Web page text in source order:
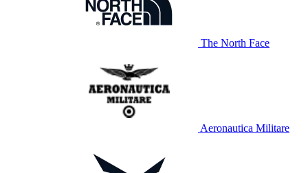
The North Face
Aeronautica Militare